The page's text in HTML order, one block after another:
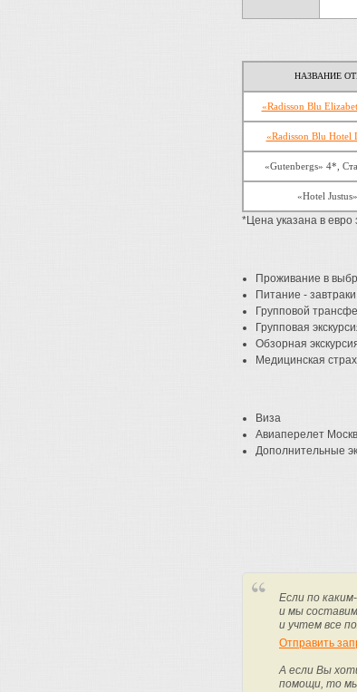
НАЗВАНИЕ
«Radisson Blu
«Radisson Blu Hotel
«Gutenbergs» 4*,
«Hotel
*Цена указана в евро
Проживание в
Питание -
Групповой
Групповая
Обзорная
Медицинская
Виза
Авиаперелет
Дополнительные
Если по
и мы
и учтем все
Отправить
А если Вы
помощи, то мы